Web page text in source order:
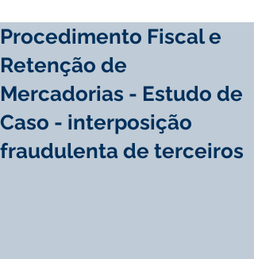
Procedimento Fiscal e
Retenção de
Mercadorias - Estudo de
Caso - interposição
fraudulenta de terceiros